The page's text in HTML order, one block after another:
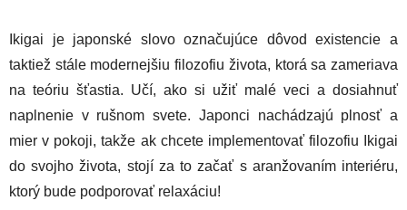
Ikigai je japonské slovo označujúce dôvod existencie a
taktiež stále modernejšiu filozofiu života, ktorá sa zameriava
na teóriu šťastia. Učí, ako si užiť malé veci a dosiahnuť
naplnenie v rušnom svete. Japonci nachádzajú plnosť a
mier v pokoji, takže ak chcete implementovať filozofiu Ikigai
do svojho života, stojí za to začať s aranžovaním interiéru,
ktorý bude podporovať relaxáciu!